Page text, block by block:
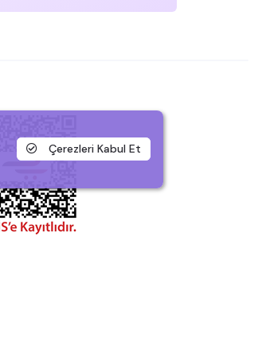
Çerezleri Kabul Et